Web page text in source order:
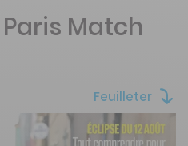
Feuilleter
Match